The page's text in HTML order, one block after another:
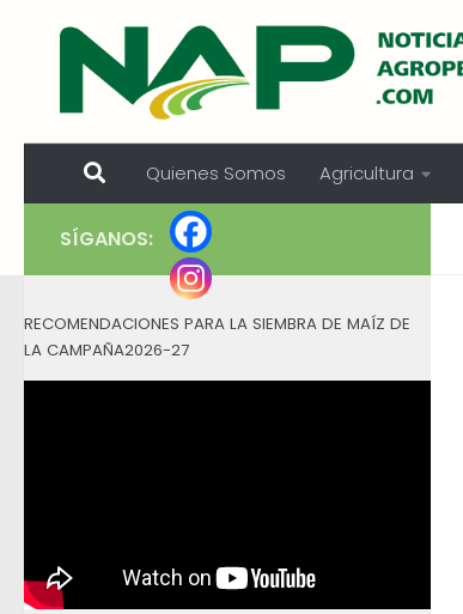
Skip to content
Quienes Somos Agricultura
SÍGANOS:
RECOMENDACIONES PARA LA SIEMBRA DE MAÍZ DE
LA CAMPAÑA2026-27